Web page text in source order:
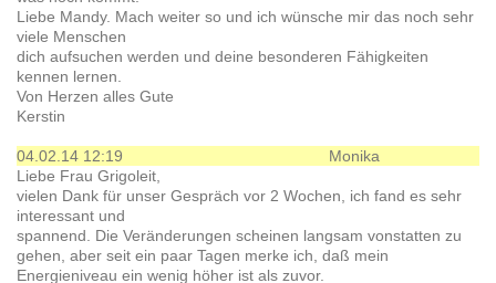
Liebe Mandy. Mach weiter so und ich wünsche mir das noch sehr
viele Menschen
dich aufsuchen werden und deine besonderen Fähigkeiten
kennen lernen.
Von Herzen alles Gute
Kerstin
04.02.14 12:19
Monika
Liebe Frau Grigoleit,
vielen Dank für unser Gespräch vor 2 Wochen, ich fand es sehr
interessant und
spannend. Die Veränderungen scheinen langsam vonstatten zu
gehen, aber seit ein paar Tagen merke ich, daß mein
Energieniveau ein wenig höher ist als zuvor.